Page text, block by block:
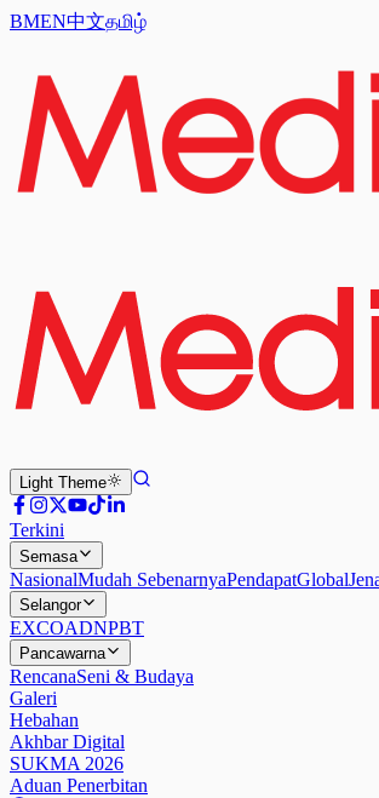
BMEN中文தமிழ்
Light Theme
Terkini
Semasa
NasionalMudah SebenarnyaPendapatGlobal
Selangor
EXCOADNPBT
Pancawarna
RencanaSeni & Budaya
Galeri
Hebahan
Akhbar Digital
SUKMA 2026
Aduan Penerbitan